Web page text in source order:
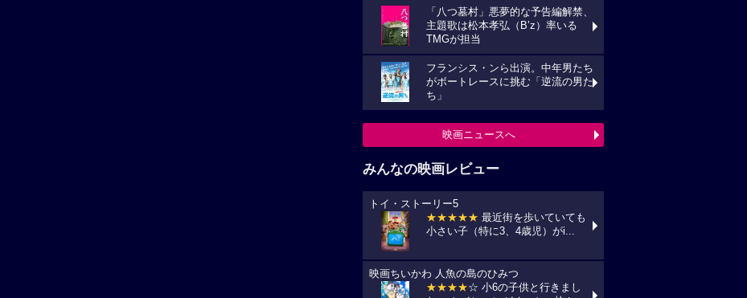
「八つ墓村」悪夢的な予告編解禁、
主題歌は松本孝弘（B’z）率いる
TMGが担当
フランシス・ンら出演。中年男たち
がボートレースに挑む「逆流の男た
ち」
映画ニュースへ
みんなの映画レビュー
トイ・ストーリー5
★★★★★ 最近街を歩いていても
小さい子（特に3、4歳児）がi...
映画ちいかわ 人魚の島のひみつ
★★★★☆ 小6の子供と行きまし